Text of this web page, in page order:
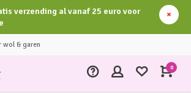
verzending al vanaf 25 euro voor
& garen
0